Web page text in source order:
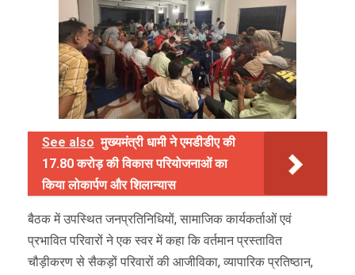
See also मुख्यमंत्री धामी ने एमडीडीए की
17.80 करोड़ की विकास परियोजनाओं का
किया लोकार्पण और शिलान्यास
बैठक में उपस्थित जनप्रतिनिधियों, सामाजिक कार्यकर्ताओं एवं
प्रभावित परिवारों ने एक स्वर में कहा कि वर्तमान प्रस्तावित
चौड़ीकरण से सैकड़ों परिवारों की आजीविका, व्यापारिक प्रतिष्ठान,